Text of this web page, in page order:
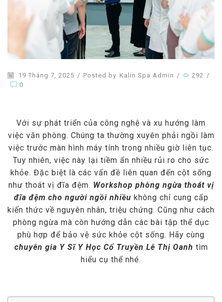
19 Tháng 7, 2025 / Posted by Kalin Spa Admin / 292 /
0
Với sự phát triển của công nghệ và xu hướng làm
việc văn phòng. Chúng ta thường xuyên phải ngồi làm
việc trước màn hình máy tính trong nhiều giờ liên tục.
Tuy nhiên, việc này lại tiềm ẩn nhiều rủi ro cho sức
khỏe. Đặc biệt là các vấn đề liên quan đến cột sống
như thoát vị đĩa đệm. Workshop phòng ngừa thoát vị
đĩa đệm cho người ngồi nhiều không chỉ cung cấp
kiến thức về nguyên nhân, triệu chứng. Cũng như cách
phòng ngừa mà còn hướng dẫn các bài tập thể dục
phù hợp để bảo vệ sức khỏe cột sống. Hãy cùng
chuyên gia Y Sĩ Y Học Cổ Truyền Lê Thị Oanh tìm
hiểu cụ thể nhé.